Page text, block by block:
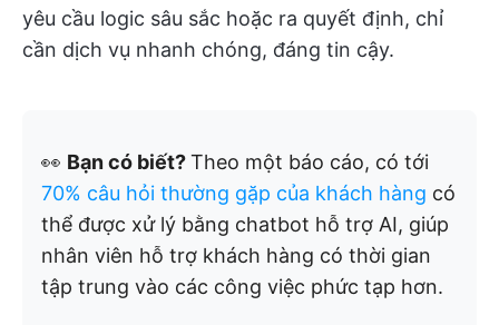
yêu cầu logic sâu sắc hoặc ra quyết định, chỉ
cần dịch vụ nhanh chóng, đáng tin cậy.
👀 Bạn có biết?Theo một báo cáo, có tới
70% câu hỏi thường gặp của khách hàng có
thể được xử lý bằng chatbot hỗ trợ AI, giúp
nhân viên hỗ trợ khách hàng có thời gian
tập trung vào các công việc phức tạp hơn.